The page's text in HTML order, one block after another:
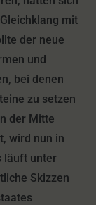
mit
der neue
und
bei denen
zu setzen
der Mitte
wird nun in
läuft unter
Skizzen